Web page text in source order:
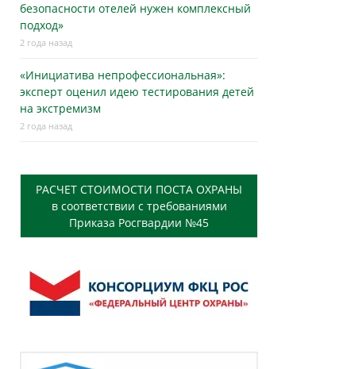
безопасности отелей нужен комплексный
подход»
2 года назад
«Инициатива непрофессиональная»:
эксперт оценил идею тестирования детей
на экстремизм
2 года назад
РАСЧЕТ СТОИМОСТИ ПОСТА ОХРАНЫ
в соответствии с требованиями
Приказа Росгвардии №45